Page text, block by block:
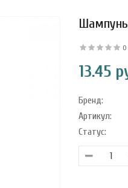
0
13.45
Бренд:
Артикул:
Статус: